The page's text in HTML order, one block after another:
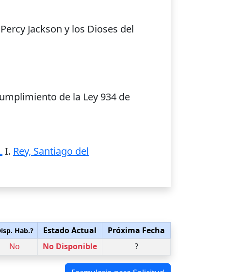
Jackson y los Dioses del
de la Ley 934 de
I. Rey, Santiago del
Hab.? Estado Actual
Próxima Fecha
No No Disponible ?